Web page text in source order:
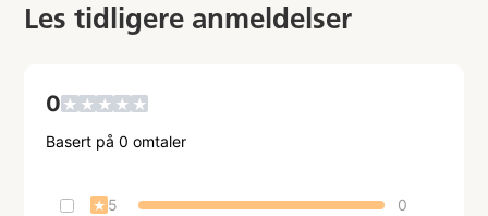
Les tidligere anmeldelser
0★ ★ ★ ★ ★
Basert på0 omtaler
★ 5 0